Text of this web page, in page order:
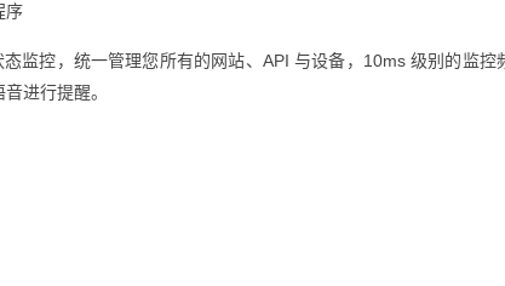
序
监控，统一管理您所有的网站、API 与设备，10ms 级别的监控
进行提醒。